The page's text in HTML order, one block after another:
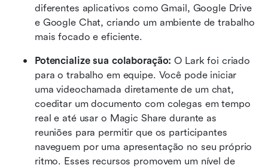
diferentes aplicativos como Gmail, Google Drive
e Google Chat, criando um ambiente de trabalho
mais focado e eficiente.
Potencialize sua colaboração: O Lark foi criado
para o trabalho em equipe. Você pode iniciar
uma videochamada diretamente de um chat,
coeditar um documento com colegas em tempo
real e até usar o Magic Share durante as
reuniões para permitir que os participantes
naveguem por uma apresentação no seu próprio
ritmo. Esses recursos promovem um nível de